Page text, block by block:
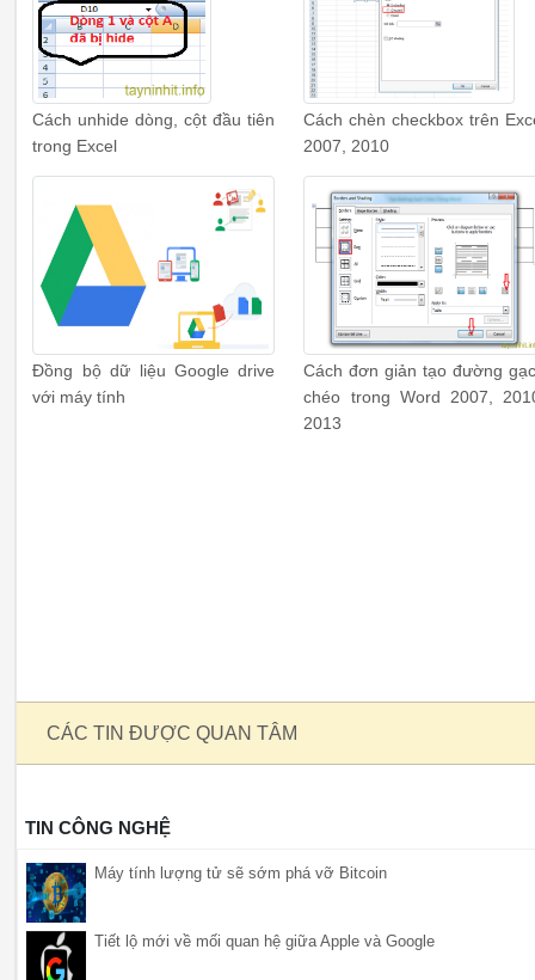
Cách unhide dòng, cột đầu tiên
trong Excel
Cách chèn checkbox trên
2007, 2010
Đồng bộ dữ liệu Google drive
với máy tính
Cách đơn giản tạo đường
chéo trong Word 2007,
2013
CÁC TIN ĐƯỢC QUAN TÂM
TIN CÔNG NGHỆ
Máy tính lượng tử sẽ sớm phá vỡ Bitcoin
Tiết lộ mới về mối quan hệ giữa Apple và Google